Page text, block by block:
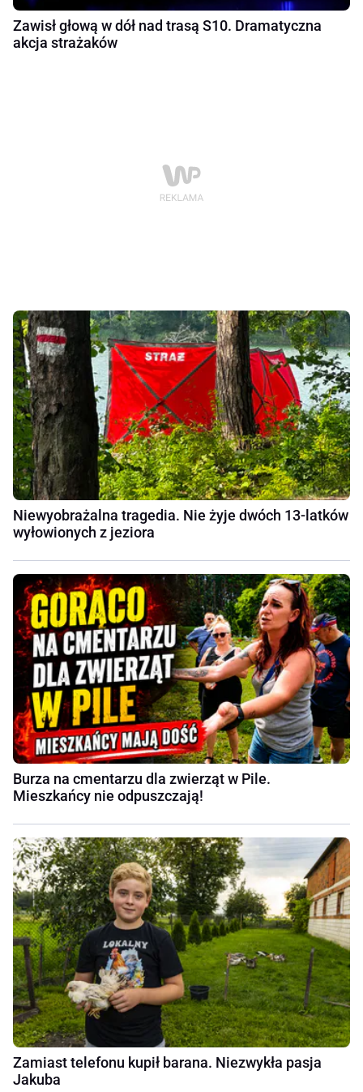
Zawisł głową w dół nad trasą S10. Dramatyczna
akcja strażaków
Niewyobrażalna tragedia. Nie żyje dwóch 13-latków
wyłowionych z jeziora
Burza na cmentarzu dla zwierząt w Pile.
Mieszkańcy nie odpuszczają!
Zamiast telefonu kupił barana. Niezwykła pasja
Jakuba